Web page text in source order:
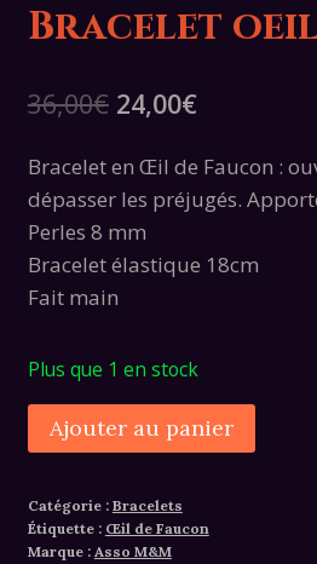
Bracelet
36,00€ Le
initial
était :
36,00€.
24,00€Le
actuel
24,00€.
Bracelet en Œil de Faucon :
dépasser les préjugés.
Perles 8 mm
Bracelet élastique 18cm
Fait main
Plus que 1 en stock
quantité
de
oeil
de
Ajouter au panier
Catégorie : Bracelets
Étiquette : Œil de Faucon
Marque : Asso M&M